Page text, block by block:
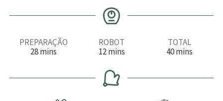
PREPARAÇÃO
28m
u
mins
ROBOT
12m
n
u
t
mins
TOTAL
40m
u
mins